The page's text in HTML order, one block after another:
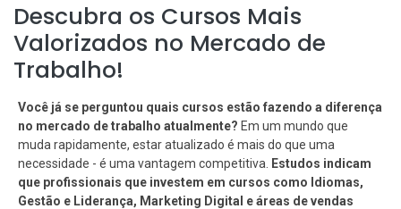
Descubra os Cursos Mais
Valorizados no Mercado de
Trabalho!
Você já se perguntou quais cursos estão fazendo a diferença
no mercado de trabalho atualmente? Em um mundo que
muda rapidamente, estar atualizado é mais do que uma
necessidade - é uma vantagem competitiva.
Estudos indicam
que profissionais que investem em cursos como Idiomas,
Gestão e Liderança, Marketing Digital e áreas de vendas